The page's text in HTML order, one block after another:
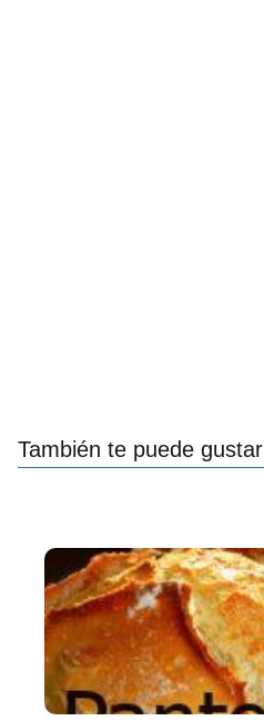
También te puede gustar